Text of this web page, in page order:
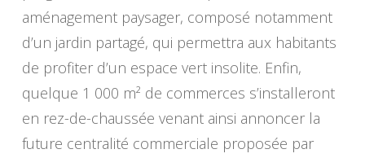
aménagement paysager, composé notamment
d’un jardin partagé, qui permettra aux habitants
de profiter d’un espace vert insolite. Enfin,
quelque 1 000 m² de commerces s’installeront
en rez-de-chaussée venant ainsi annoncer la
future centralité commerciale proposée par